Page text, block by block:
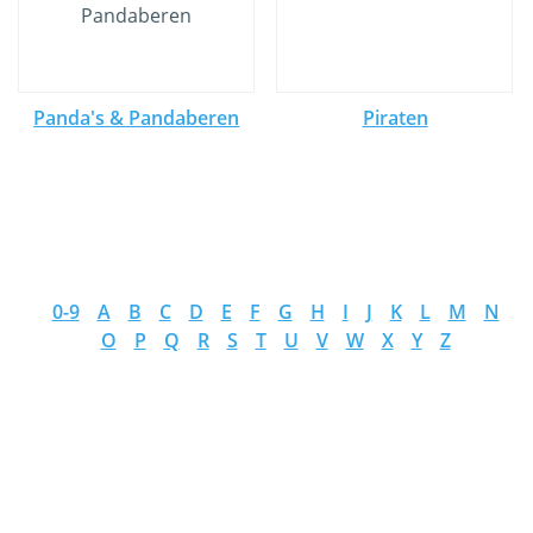
Panda's & Pandaberen Piraten
0-9 A B C D E F G H I J K L M
N
O
P Q R S T U V W X Y Z